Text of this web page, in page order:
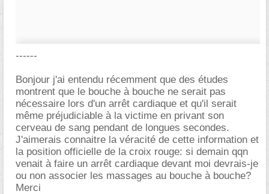
------
Bonjour j'ai entendu récemment que des études
montrent que le bouche à bouche ne serait pas
nécessaire lors d'un arrêt cardiaque et qu'il serait
même préjudiciable à la victime en privant son
cerveau de sang pendant de longues secondes.
J'aimerais connaitre la véracité de cette information et
la position officielle de la croix rouge: si demain qqn
venait à faire un arrêt cardiaque devant moi devrais-je
ou non associer les massages au bouche à bouche?
Merci